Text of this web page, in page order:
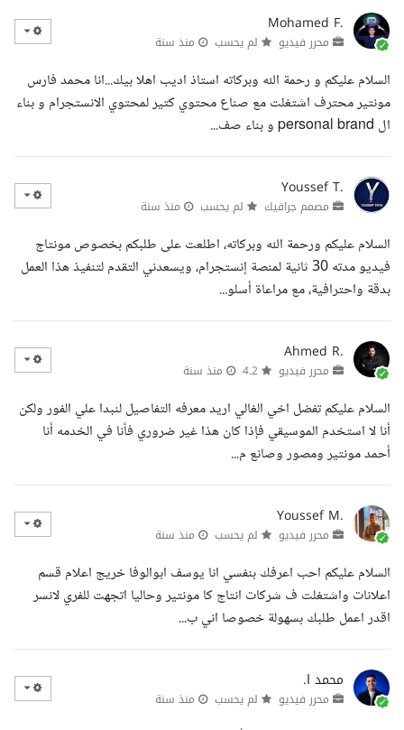
Mohamed F.
محرر فيديو لم يحسب منذ سنة
السلام عليكم و رحمة الله وبركاته استاذ اديب اهلا بيك...انا محمد فارس
مونتير محترف اشتغلت مع صناع محتوي كتير لمحتوي الانستجرام و بناء
ال personal brand و بناء صف...
Youssef T.
مصمم جرافيك لم يحسب منذ سنة
السلام عليكم ورحمة الله وبركاته، اطلعت على طلبكم بخصوص مونتاج
فيديو مدته 30 ثانية لمنصة إنستجرام، ويسعدني التقدم لتنفيذ هذا العمل
بدقة واحترافية، مع مراعاة أسلو...
Ahmed R.
محرر فيديو منذ سنة
السلام عليكم تفضل اخي الغالي اريد معرفه التفاصيل لنبدا علي الفور ولكن
أنا لا استخدم الموسيقي فإذا كان هذا غير ضروري فأنا في الخدمه أنا
أحمد مونتير ومصور وصانع م...
Youssef M.
محرر فيديو لم يحسب منذ سنة
السلام عليكم احب اعرفك بنفسي انا يوسف ابوالوفا خريج اعلام قسم
اعلانات واشتغلت ف شركات انتاج كا مونتير وحاليا اتجهت للفري لانسر
اقدر اعمل طلبك بسهولة خصوصا اني ب...
محمد ا.
محرر فيديو لم يحسب منذ سنة